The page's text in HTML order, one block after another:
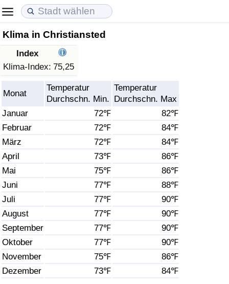
Klima in Christiansted
Index
Klima-Index: 75,25
Monat
Temperatur
Durchschn. Min.
Temperatur
Durchschn. Max
Januar
72℉
82℉
Februar
72℉
84℉
März
72℉
84℉
April
73℉
86℉
Mai
75℉
86℉
Juni
77℉
88℉
Juli
77℉
90℉
August
77℉
90℉
September
77℉
90℉
Oktober
77℉
90℉
November
75℉
86℉
Dezember
73℉ 84℉
Lebenshaltungskosten
Lebenshaltungskosten-Index (aktuell)
Lebenshaltungskosten-Index
Lebenshaltungskosten-Index nach Land
in Akaba
Immobilienpreise
Immobilienpreis-Index (aktuell)
Immobilienpreis-Index
Immobilienpreis-Index nach Land
Lebensqualität
Lebensqualität-Index
Lebensqualität-Index (aktuell)
Lebensqualitätsindex nach Land
Kriminalität
Kriminalitäts-Index (aktuell)
Kriminalitäts-Index
Kriminalitätsindex nach Land
Gesundheitsversorgung
Gesundheitsversorgungs-Index (aktuell)